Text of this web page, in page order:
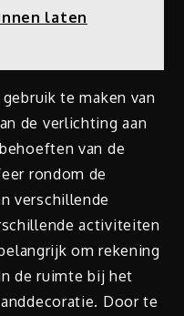
laten
te maken van
de verlichting aan
van de
rondom de
verschillende
activiteiten
om rekening
de ruimte bij het
Door te